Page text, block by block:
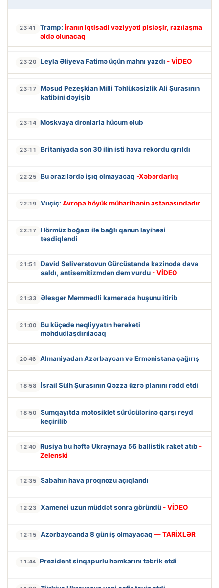
23:41 Tramp: İranın iqtisadi vəziyyəti pisləşir, razılaşma
əldə olunacaq
23:20 Leyla Əliyeva Fatimə üçün mahnı yazdı - VİDEO
23:17
Məsud Pezeşkian Milli Təhlükəsizlik Ali Şurasının
katibini dəyişib
23:14 Moskvaya dronlarla hücum olub
23:11 Britaniyada son 30 ilin isti hava rekordu qırıldı
22:25 Bu ərazilərdə işıq olmayacaq -Xəbərdarlıq
22:19 Vuçiç: Avropa böyük müharibənin astanasındadır
22:17
Hörmüz boğazı ilə bağlı qanun layihəsi
təsdiqləndi
21:51
David Seliverstovun Gürcüstanda kazinoda dava
saldı, antisemitizmdən dəm vurdu - VİDEO
21:33 Ələsgər Məmmədli kamerada huşunu itirib
21:00
Bu küçədə nəqliyyatın hərəkəti
məhdudlaşdırılacaq
20:46 Almaniyadan Azərbaycan və Ermənistana çağırış
18:58 İsrail Sülh Şurasının Qəzza üzrə planını rədd etdi
18:50
Sumqayıtda motosiklet sürücülərinə qarşı reyd
keçirilib
12:40 Rusiya bu həftə Ukraynaya 56 ballistik raket atıb -
Zelenski
12:35 Sabahın hava proqnozu açıqlandı
12:23 Xamenei uzun müddət sonra göründü - VİDEO
12:15 Azərbaycanda 8 gün iş olmayacaq — TARİXLƏR
11:44 Prezident sinqapurlu həmkarını təbrik etdi